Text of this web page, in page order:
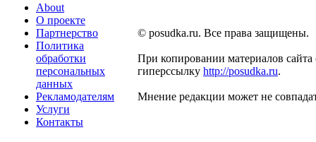
About
О проекте
Партнерство
Политика
обработки
персональных
данных
Рекламодателям
Услуги
Контакты
© posudka.ru. Все права защищены.
При копировании материалов сайта
гиперссылку http://posudka.ru.
Мнение редакции может не